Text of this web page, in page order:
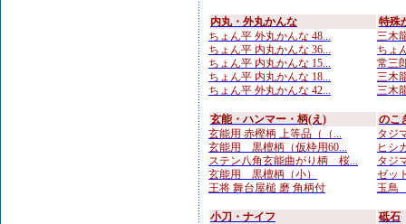
内丸・外丸かんな
ちょん平 外丸かんな 48...
ちょん平 内丸かんな 36...
ちょん平 内丸かんな 15...
ちょん平 内丸かんな 18...
ちょん平 外丸かんな 42...
特殊
三木
ちょ
常三
三木
三木
玄能・ハンマー・柄(え)
玄能用 赤樫柄 上等品（（...
玄能用 黒檀柄（仮枠用60...
ステン八角玄能曲がり柄 桜...
玄能用 黒檀柄（小）
王将 舞台屋槌 磨 角柄付
のこ
タジ
ヒシ
タジ
ゼッ
玉鳥
小刀・ナイフ
砥石